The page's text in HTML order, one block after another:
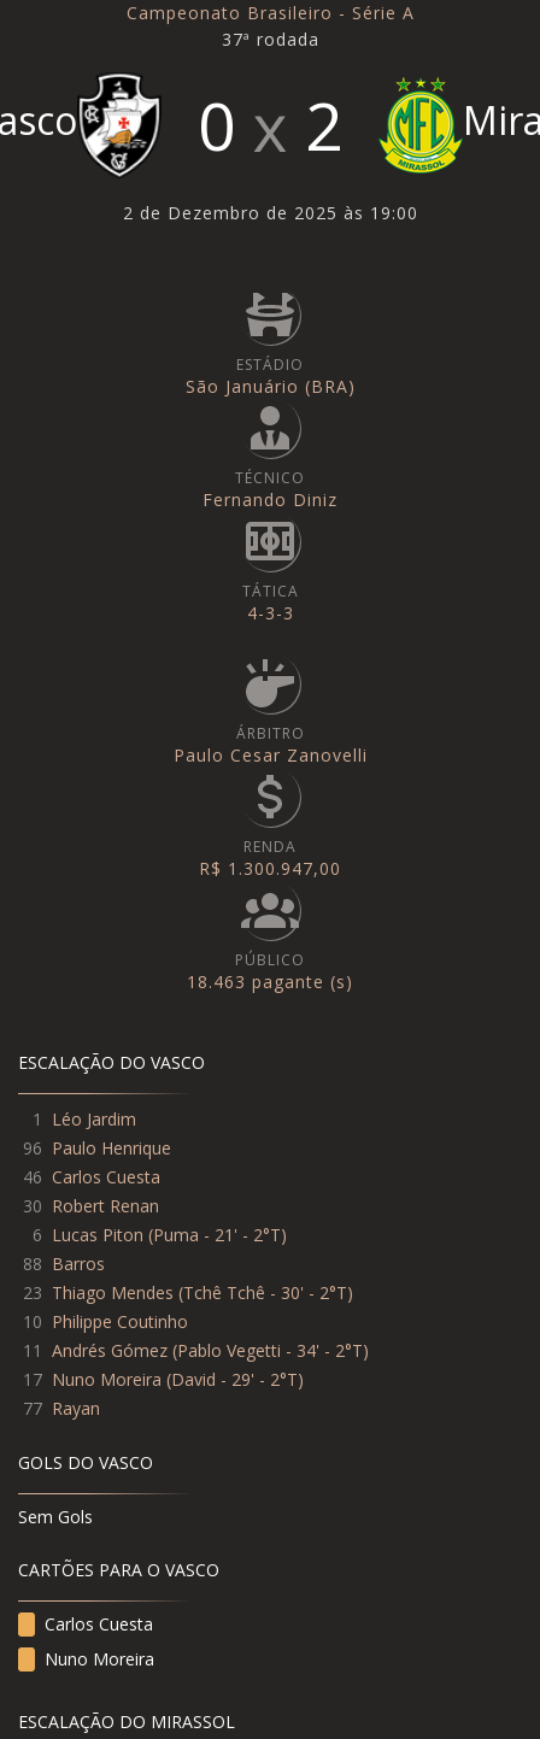
Campeonato Brasileiro - Série A
37ª rodada
0 2
2 de Dezembro de 2025 às 19:00
ESTÁDIO
São Januário (BRA)
TÉCNICO
Fernando Diniz
TÁTICA
4-3-3
ÁRBITRO
Paulo Cesar Zanovelli
RENDA
R$ 1.300.947,00
PÚBLICO
18.463 pagante (s)
ESCALAÇÃO DO VASCO
1
Léo Jardim
96 Paulo Henrique
46 Carlos Cuesta
30 Robert Renan
6 Lucas Piton (Puma - 21' - 2°T)
88 Barros
23 Thiago Mendes (Tchê Tchê - 30' - 2°T)
10 Philippe Coutinho
11 Andrés Gómez (Pablo Vegetti - 34' - 2°T)
17 Nuno Moreira (David - 29' - 2°T)
77 Rayan
GOLS DO VASCO
Sem Gols
CARTÕES PARA O VASCO
Carlos Cuesta
Nuno Moreira
ESCALAÇÃO DO MIRASSOL